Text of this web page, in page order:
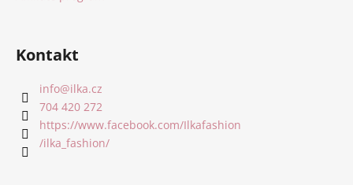
Kontakt
info@ilka.cz
704 420 272
https://www.facebook.com/Ilkafashion
/ilka_fashion/